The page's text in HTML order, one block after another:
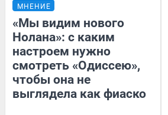
МНЕНИЕ
«Мы видим нового
Нолана»: с каким
настроем нужно
смотреть «Одиссею»,
чтобы она не
выглядела как фиаско